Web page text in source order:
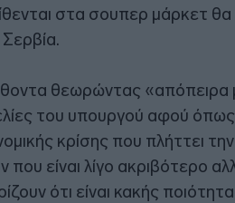
στα σουπερ μάρκετ
θεωρώντας «απόπειρα
του υπουργού αφού όπως
κρίσης που πλήττει
που είναι λίγο ακριβότερο
ότι είναι κακής